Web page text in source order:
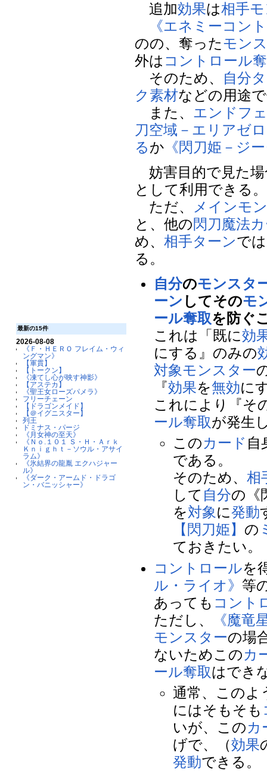
最新の15件
2026-08-08
《Ｆ・ＨＥＲＯ フレイム・ウィ
ングマン》
【軍貫】
【トークン】
《凍てし心が映す神影》
【アステカ】
《聖王女ローズパメラ》
フリーチェーン
【ドラゴンメイド】
【＠イグニスター】
列王
ドミナス・パージ
《月女神の至天》
《Ｎｏ.１０１ Ｓ・Ｈ・Ａｒｋ
Ｋｎｉｇｈｔ－ソウル・アサイ
ラム》
《氷結界の龍胤 エクハジャー
ル》
《ダーク・アームド・ドラゴ
ン・バニッシャー》
追加効果は相手
《エネミーコン
のの、奪ったモン
外は コントロール
そのため、
自分
ク素材などの用途
また、 エンドフ
刀空域－エリアゼ
るか 《閃刀姫－ジ
妨害目的で見た場
として利用できる。
ただ、
メインモ
と、他の閃刀魔法
め、相手ターンで
る。
自分のモンスタ
ーン してそのモ
ール奪取を防ぐ
これは「既に効
にする』のみの
対象モンスター
『効果を無効に
これにより『そ
ール奪取が発生
このカード 自
である。
そのため、相
して 自分の《
を対象に発動
【閃刀姫】 の
ておきたい。
コントロールを
ル・ライオ》 等
あっても コント
ただし、
《魔竜
モンスターの場
ないためこのカ
ール奪取はでき
通常、このよ
にはそもそも
いが、このカ
げで、（効果
発動できる。